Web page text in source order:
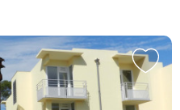
with 140 apartments, ranging